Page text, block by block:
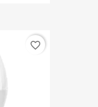
favorite_border